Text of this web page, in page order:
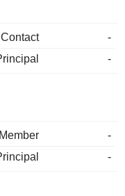
-
-
-
-